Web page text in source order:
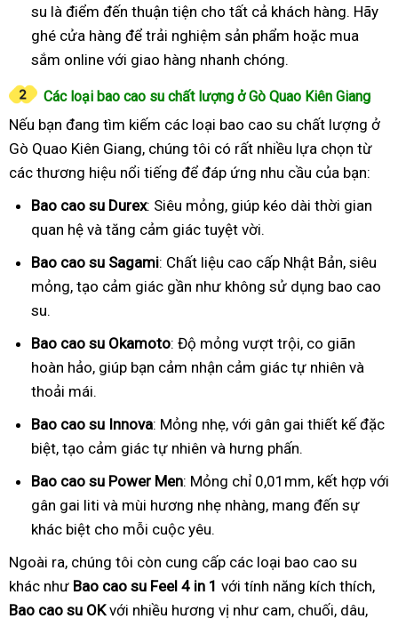
su là điểm đến thuận tiện cho tất cả khách hàng. Hãy
ghé cửa hàng để trải nghiệm sản phẩm hoặc mua
sắm online với giao hàng nhanh chóng.
Các loại bao cao su chất lượng ở Gò Quao Kiên Giang
Nếu bạn đang tìm kiếm các loại bao cao su chất lượng ở
Gò Quao Kiên Giang, chúng tôi có rất nhiều lựa chọn từ
các thương hiệu nổi tiếng để đáp ứng nhu cầu của bạn:
Bao cao su Durex: Siêu mỏng, giúp kéo dài thời gian
quan hệ và tăng cảm giác tuyệt vời.
Bao cao su Sagami: Chất liệu cao cấp Nhật Bản, siêu
mỏng, tạo cảm giác gần như không sử dụng bao cao
su.
Bao cao su Okamoto: Độ mỏng vượt trội, co giãn
hoàn hảo, giúp bạn cảm nhận cảm giác tự nhiên và
thoải mái.
Bao cao su Innova: Mỏng nhẹ, với gân gai thiết kế đặc
biệt, tạo cảm giác tự nhiên và hưng phấn.
Bao cao su Power Men: Mỏng chỉ 0,01mm, kết hợp với
gân gai liti và mùi hương nhẹ nhàng, mang đến sự
khác biệt cho mỗi cuộc yêu.
Ngoài ra, chúng tôi còn cung cấp các loại bao cao su
khác như Bao cao su Feel 4 in 1 với tính năng kích thích,
Bao cao su OKvới nhiều hương vị như cam, chuối, dâu,